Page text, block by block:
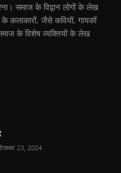
समाज के विद्वान लोगों के लेख
कलाकारों, जैसे कवियों, गायकों
के विशेष व्यक्तियों के लेख
23, 2024